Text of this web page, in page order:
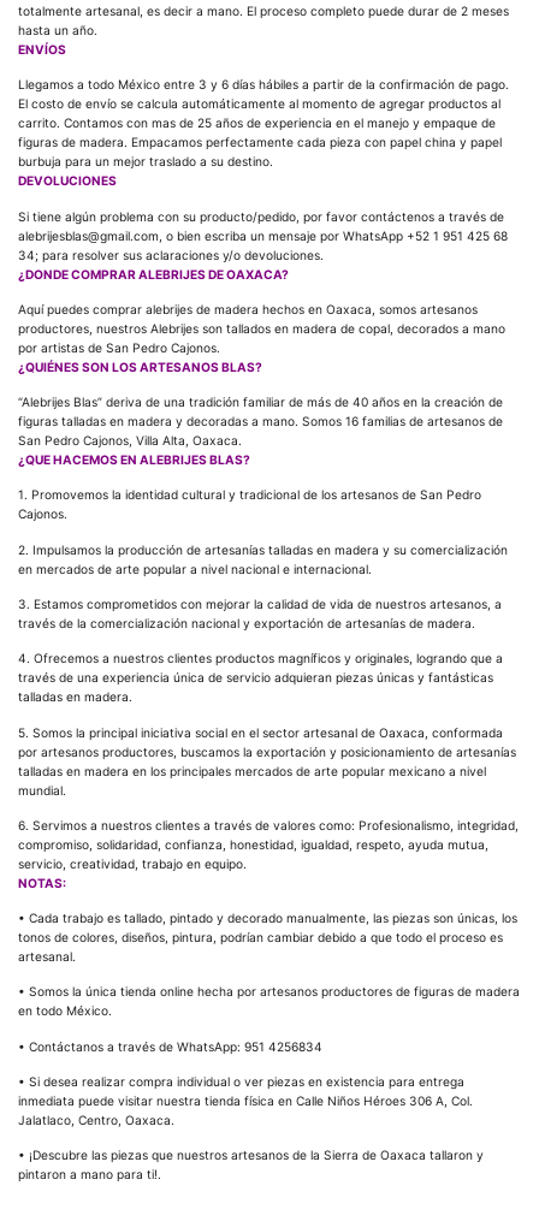
totalmente artesanal, es decir a mano. El proceso completo puede durar de 2 meses
hasta un año.
ENVÍOS
Llegamos a todo México entre 3 y 6 días hábiles a partir de la confirmación de pago.
El costo de envío se calcula automáticamente al momento de agregar productos al
carrito. Contamos con mas de 25 años de experiencia en el manejo y empaque de
figuras de madera. Empacamos perfectamente cada pieza con papel china y papel
burbuja para un mejor traslado a su destino.
DEVOLUCIONES
Si tiene algún problema con su producto/pedido, por favor contáctenos a través de
alebrijesblas@gmail.com, o bien escriba un mensaje por WhatsApp +52 1 951 425 68
34; para resolver sus aclaraciones y/o devoluciones.
¿DONDE COMPRAR ALEBRIJES DE OAXACA?
Aquí puedes comprar alebrijes de madera hechos en Oaxaca, somos artesanos
productores, nuestros Alebrijes son tallados en madera de copal, decorados a mano
por artistas de San Pedro Cajonos.
¿QUIÉNES SON LOS ARTESANOS BLAS?
“Alebrijes Blas” deriva de una tradición familiar de más de 40 años en la creación de
figuras talladas en madera y decoradas a mano. Somos 16 familias de artesanos de
San Pedro Cajonos, Villa Alta, Oaxaca.
¿QUE HACEMOS EN ALEBRIJES BLAS?
1. Promovemos la identidad cultural y tradicional de los artesanos de San Pedro
Cajonos.
2. Impulsamos la producción de artesanías talladas en madera y su comercialización
en mercados de arte popular a nivel nacional e internacional.
3. Estamos comprometidos con mejorar la calidad de vida de nuestros artesanos, a
través de la comercialización nacional y exportación de artesanías de madera.
4. Ofrecemos a nuestros clientes productos magníficos y originales, logrando que a
través de una experiencia única de servicio adquieran piezas únicas y fantásticas
talladas en madera.
5. Somos la principal iniciativa social en el sector artesanal de Oaxaca, conformada
por artesanos productores, buscamos la exportación y posicionamiento de artesanías
talladas en madera en los principales mercados de arte popular mexicano a nivel
mundial.
6. Servimos a nuestros clientes a través de valores como: Profesionalismo, integridad,
compromiso, solidaridad, confianza, honestidad, igualdad, respeto, ayuda mutua,
servicio, creatividad, trabajo en equipo.
NOTAS:
• Cada trabajo es tallado, pintado y decorado manualmente, las piezas son únicas, los
tonos de colores, diseños, pintura, podrían cambiar debido a que todo el proceso es
artesanal.
• Somos la única tienda online hecha por artesanos productores de figuras de madera
en todo México.
• Contáctanos a través de WhatsApp: 951 4256834
• Si desea realizar compra individual o ver piezas en existencia para entrega
inmediata puede visitar nuestra tienda física en Calle Niños Héroes 306 A, Col.
Jalatlaco, Centro, Oaxaca.
• ¡Descubre las piezas que nuestros artesanos de la Sierra de Oaxaca tallaron y
pintaron a mano para ti!.